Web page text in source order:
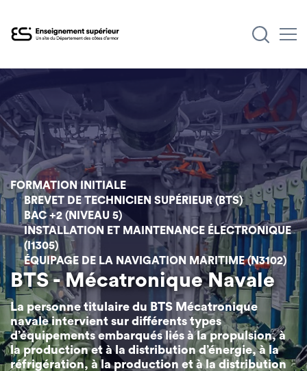
Aller
contenu
principal
FORMATION INITIALE
BREVET DE TECHNICIEN SUPÉRIEUR (BTS)
BAC +2 (NIVEAU 5)
INSTALLATION ET MAINTENANCE ÉLECTRONIQUE
(I1305)
ÉQUIPAGE DE LA NAVIGATION MARITIME (N3102)
BTS - Mécatronique Navale
La personne titulaire du BTS Mécatronique
navale intervient sur différents types
d’équipements embarqués liés à la propulsion, à
la production et à la distribution d’énergie, à la
réfrigération, à la production et à la distribution